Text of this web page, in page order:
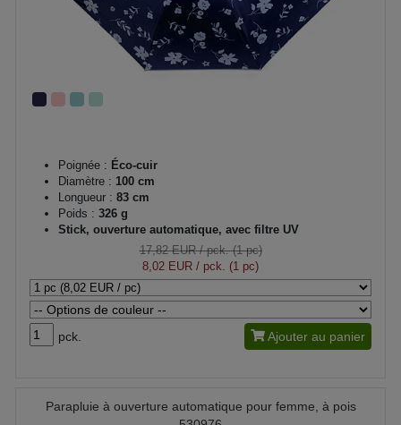
Poignée : Éco-cuir
Diamètre : 100 cm
Longueur : 83 cm
Poids : 326 g
Stick, ouverture automatique, avec filtre UV
17,82 EUR/ pck. (1 pc)
8,02 EUR / pck. (1 pc)
pck. Ajouter au panier
Parapluie à ouverture automatique pour femme, à pois